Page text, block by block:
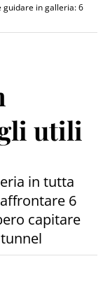
guidare in galleria: 6
utili
in tutta
6
capitare